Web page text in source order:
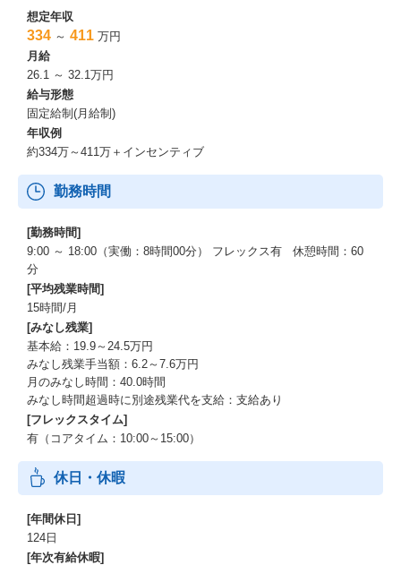
想定年収
334 ～ 411 万円
月給
26.1 ～ 32.1万円
給与形態
固定給制(月給制)
年収例
約334万～411万＋インセンティブ
勤務時間
[勤務時間]
9:00 ～ 18:00（実働：8時間00分） フレックス有 休憩時間：60
分
[平均残業時間]
15時間/月
[みなし残業]
基本給：19.9～24.5万円
みなし残業手当額：6.2～7.6万円
月のみなし時間：40.0時間
みなし時間超過時に別途残業代を支給：支給あり
[フレックスタイム]
有（コアタイム：10:00～15:00）
休日・休暇
[年間休日]
124日
[年次有給休暇]